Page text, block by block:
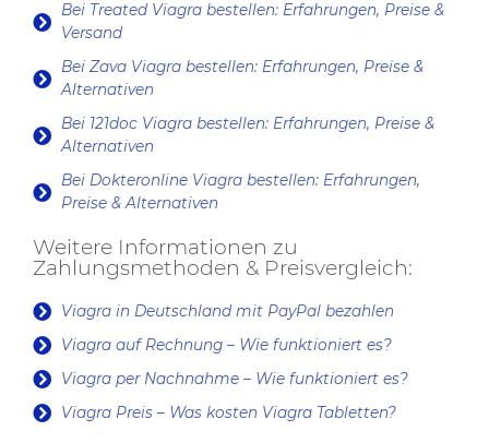
Bei Treated Viagra bestellen: Erfahrungen, Preise &
Versand
Bei Zava Viagra bestellen: Erfahrungen, Preise &
Alternativen
Bei 121doc Viagra bestellen: Erfahrungen, Preise &
Alternativen
Bei Dokteronline Viagra bestellen: Erfahrungen,
Preise & Alternativen
Weitere Informationen zu
Zahlungsmethoden & Preisvergleich:
Viagra in Deutschland mit PayPal bezahlen
Viagra auf Rechnung – Wie funktioniert es?
Viagra per Nachnahme – Wie funktioniert es?
Viagra Preis – Was kosten Viagra Tabletten?